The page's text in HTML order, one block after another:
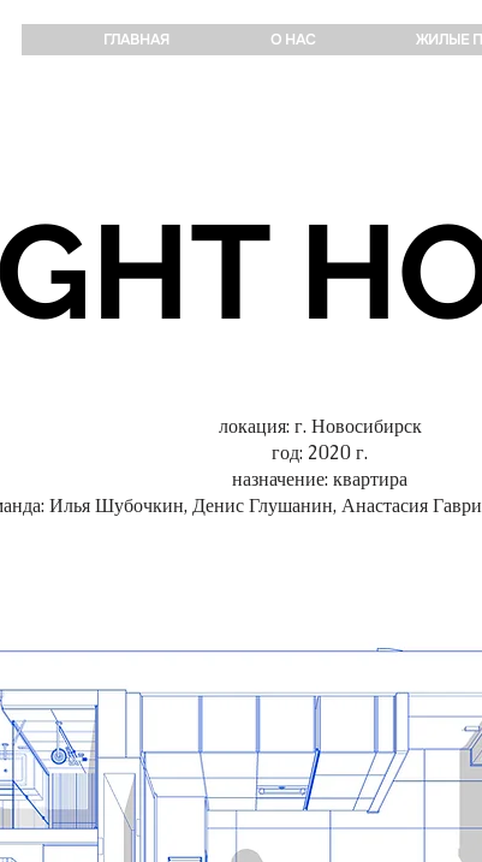
ГЛАВНАЯ О НАС ЖИЛЫЕ
локация: г. Новосибирск
год: 2020 г.
назначение: квартира
Илья Шубочкин, Денис Глушанин, Анастасия